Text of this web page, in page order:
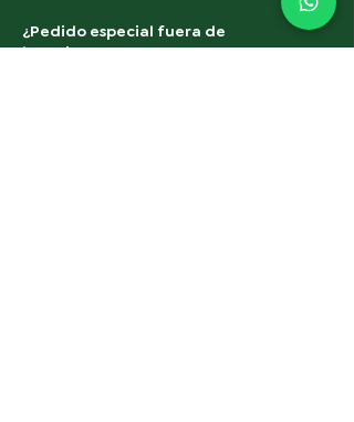
¿Pedido especial fuera de
horario?